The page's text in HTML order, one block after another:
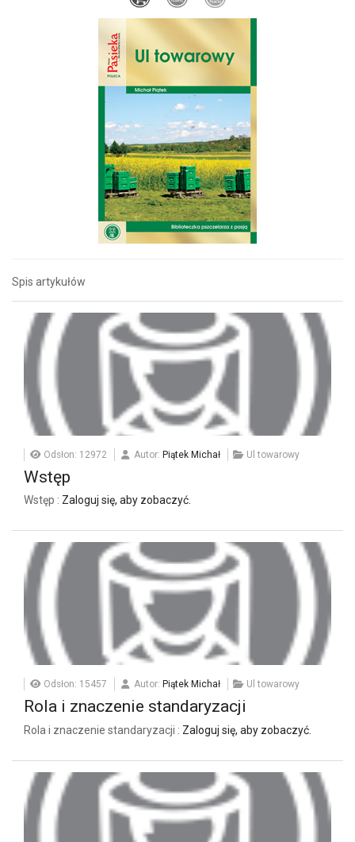
Spis artykułów
Odsłon: 12972 Autor: Piątek Michał Ul towarowy
Wstęp
Wstęp : Zaloguj się, aby zobaczyć.
Odsłon: 15457 Autor: Piątek Michał Ul towarowy
Rola i znaczenie standaryzacji
Rola i znaczenie standaryzacji : Zaloguj się, aby zobaczyć.